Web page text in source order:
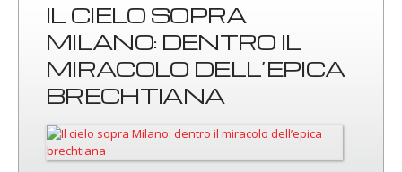
IL CIELO SOPRA
MILANO: DENTRO IL
MIRACOLO DELL’EPICA
BRECHTIANA